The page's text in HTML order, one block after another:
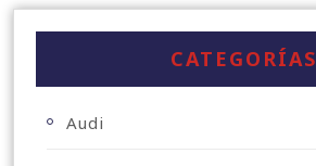
CATEGORÍAS
Audi